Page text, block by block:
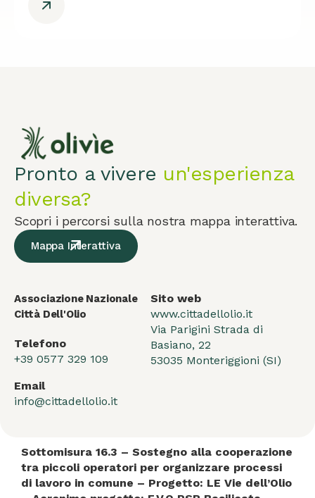
Pronto a vivere un'esperienza
diversa?
Scopri i percorsi sulla nostra mappa interattiva.
Mappa Interattiva
Associazione Nazionale
Città Dell'Olio
Telefono
+39 0577 329 109
Email
info@cittadellolio.it
Sito web
www.cittadellolio.it
Via Parigini Strada di
Basiano, 22
53035 Monteriggioni (SI)
Sottomisura 16.3 – Sostegno alla cooperazione
tra piccoli operatori per organizzare processi
di lavoro in comune – Progetto: LE Vie dell’Olio